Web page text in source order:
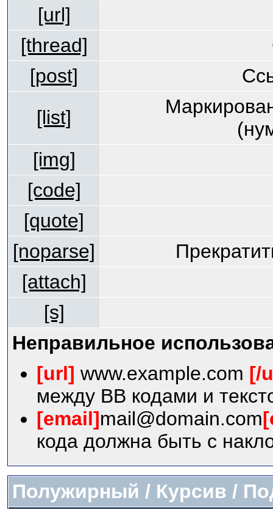
[url]
[thread]
[post]
[list]
[img]
[code]
[quote]
[noparse]
[attach]
[s]
Неправильное
[url] www.example.com [/
между BB кодами и
[email]mail@domain.com
кода должна быть с
Полужирный / Курсив /